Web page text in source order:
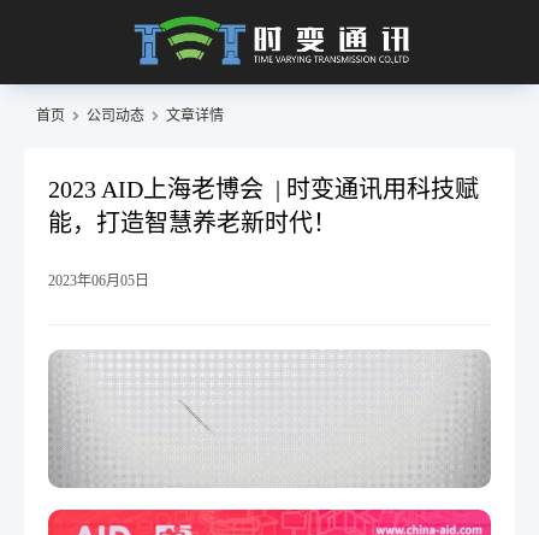
首页 公司动态 文章详情
2023 AID上海老博会 | 时变通讯用科技赋
能，打造智慧养老新时代！
2023年06月05日